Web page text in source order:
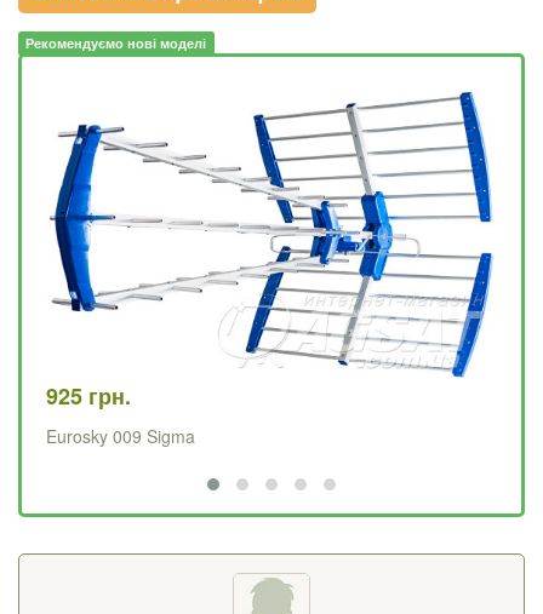
Рекомендуємо нові моделі
925 грн.
Eurosky 009 Sigma